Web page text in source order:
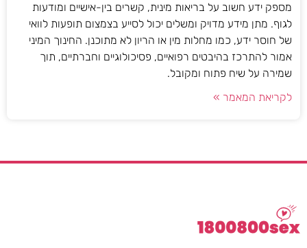
מספק ידע חשוב על בריאות מינית, קשרים בין-אישיים ומודעות
לגוף. מתן מידע מדויק ומשלים יכול לסייע בצמצום תופעות לוואי
של חוסר ידע, כמו מחלות מין או הריון לא מתוכנן. החינוך המיני
אמור להתרכז בהיבטים רפואיים, פסיכולוגיים וחברתיים, תוך
שמירה על שיח פתוח ומקובל.
לקריאת המאמר »